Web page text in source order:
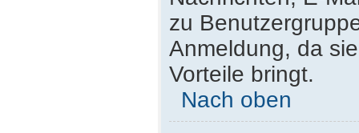
zu
Anmeldung, da
Vorteile bringt.
Nach oben